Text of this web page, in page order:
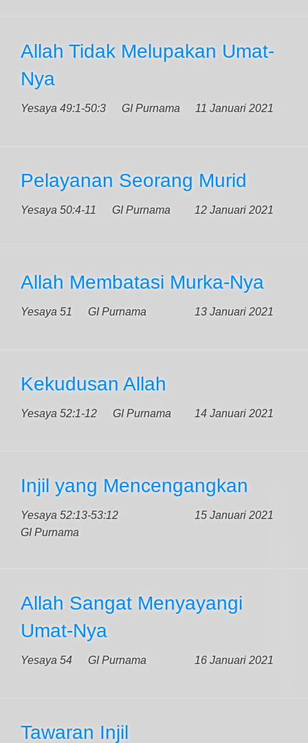
Allah Tidak Melupakan Umat-
Nya
Yesaya 49:1-50:3 11 Januari 2021
GI Purnama
Pelayanan Seorang Murid
Yesaya 50:4-11 12 Januari 2021
GI Purnama
Allah Membatasi Murka-Nya
Yesaya 51 13 Januari 2021
GI Purnama
Kekudusan Allah
Yesaya 52:1-12 14 Januari 2021
GI Purnama
Injil yang Mencengangkan
Yesaya 52:13-53:12
15 Januari 2021
GI Purnama
Allah Sangat Menyayangi
Umat-Nya
Yesaya 54 16 Januari 2021
GI Purnama
Tawaran Injil